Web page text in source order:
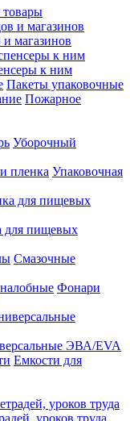
товары
и магазинов
к ним
Пакеты упаковочные
Пожарное
Уборочный
Упаковочная
для пищевых
Смазочные
Фонари
ЭВА/EVA
Емкости для
уроков труда